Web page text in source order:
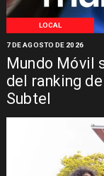
LOCAL
Mundo Móvil
del ranking
Subtel
7 DE AGOSTO DE 2026